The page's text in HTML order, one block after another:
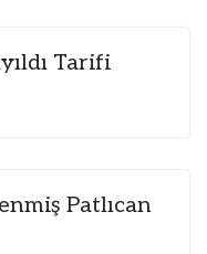
Tarifi
Patlıcan